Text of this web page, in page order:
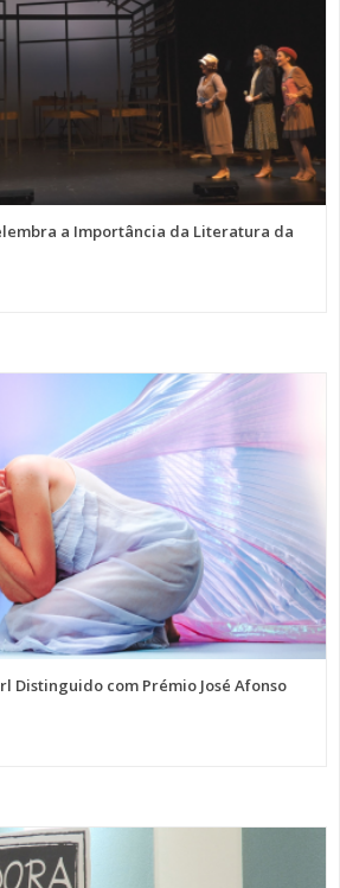
a Importância da Literatura da
Distinguido com Prémio José Afonso